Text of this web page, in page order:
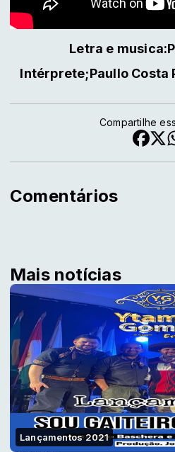
Letra e
Intérprete;Paullo Costa
Compartilhe
Comentários
Mais notícias
Lançamentos 2021